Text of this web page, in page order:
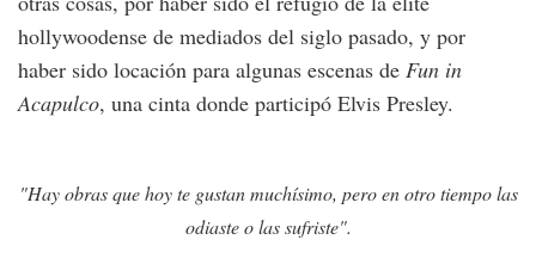
hollywoodense de mediados del siglo pasado, y por
haber sido locación para algunas escenas de Fun in
Acapulco, una cinta donde participó Elvis Presley.
"Hay obras que hoy te gustan muchísimo, pero en otro tiempo las
odiaste o las sufriste".